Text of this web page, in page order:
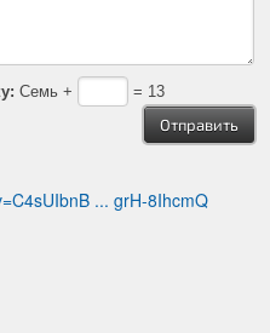
Семь + = 13
... grH-8IhcmQ